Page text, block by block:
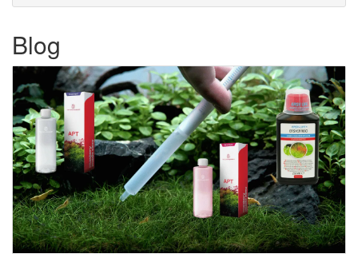
Blog